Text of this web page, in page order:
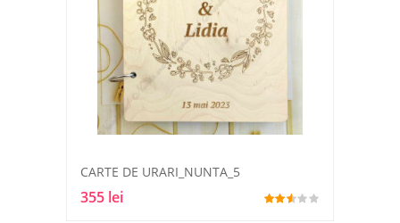
CARTE DE URARI_NUNTA_5
355 lei